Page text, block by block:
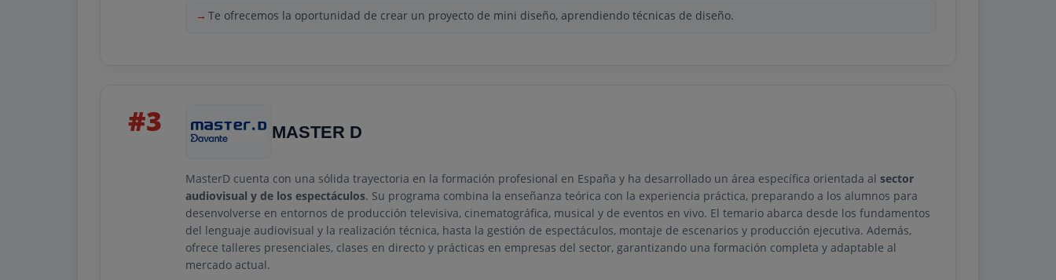
Te ofrecemos la oportunidad de crear un proyecto de mini diseño, aprendiendo técnicas de diseño.
#3 MASTER D
MasterD cuenta con una sólida trayectoria en la formación profesional en España y ha desarrollado un área específica orientada al sector
audiovisual y de los espectáculos. Su programa combina la enseñanza teórica con la experiencia práctica, preparando a los alumnos para
desenvolverse en entornos de producción televisiva, cinematográfica, musical y de eventos en vivo. El temario abarca desde los fundamentos
del lenguaje audiovisual y la realización técnica, hasta la gestión de espectáculos, montaje de escenarios y producción ejecutiva. Además,
ofrece talleres presenciales, clases en directo y prácticas en empresas del sector, garantizando una formación completa y adaptable al
mercado actual.